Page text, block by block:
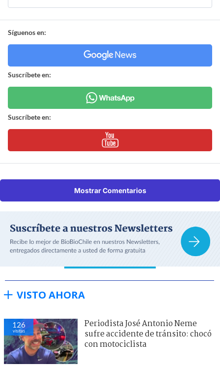
Síguenos en:
Suscríbete en:
Suscríbete en:
Mostrar Comentarios
VISTO AHORA
126
visitas
Periodista José Antonio Neme
sufre accidente de tránsito: chocó
con motociclista